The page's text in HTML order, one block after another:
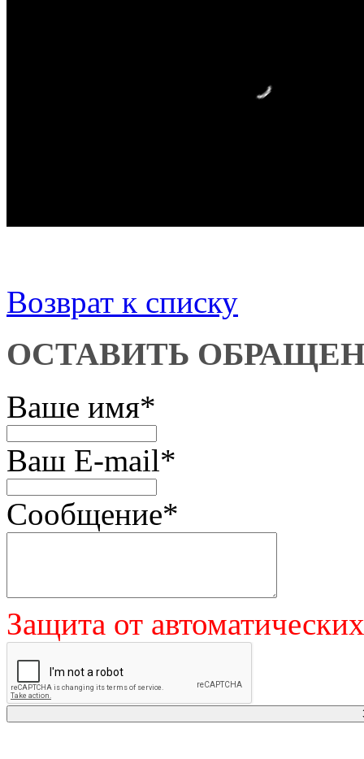
Возврат к списку
ОСТАВИТЬ
Ваше имя*
Ваш E-mail*
Сообщение*
Защита от